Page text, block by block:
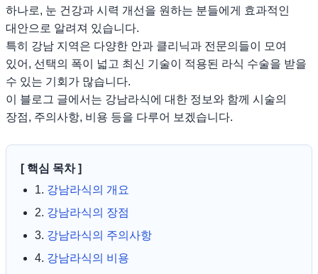
하나로, 눈 건강과 시력 개선을 원하는 분들에게 효과적인
대안으로 알려져 있습니다.
특히 강남 지역은 다양한 안과 클리닉과 전문의들이 모여
있어, 선택의 폭이 넓고 최신 기술이 적용된 라식 수술을 받을
수 있는 기회가 많습니다.
이 블로그 글에서는 강남라식에 대한 정보와 함께 시술의
장점, 주의사항, 비용 등을 다루어 보겠습니다.
[ 핵심 목차 ]
1. 강남라식의 개요
2. 강남라식의 장점
3. 강남라식의 주의사항
4. 강남라식의 비용